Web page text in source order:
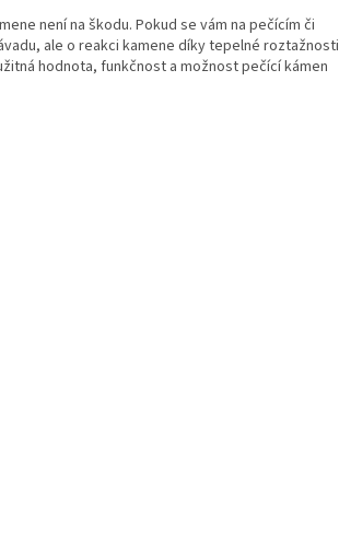
není na škodu. Pokud se vám na pečícím či
ale o reakci kamene díky tepelné roztažnosti
hodnota, funkčnost a možnost pečící kámen